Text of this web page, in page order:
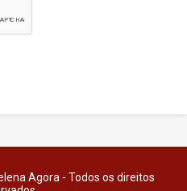
Agora - Todos os direitos